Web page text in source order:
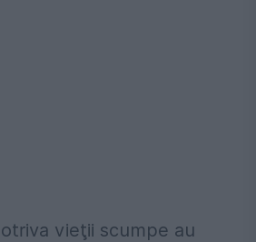
vieţii scumpe au